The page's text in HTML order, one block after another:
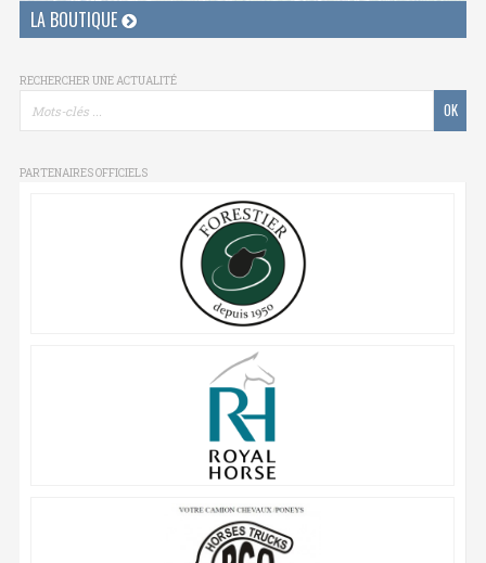
LA BOUTIQUE
RECHERCHER UNE ACTUALITÉ
PARTENAIRES OFFICIELS